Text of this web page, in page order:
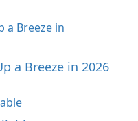
a Breeze in 2026